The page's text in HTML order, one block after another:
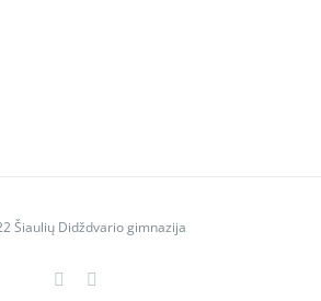
Šiaulių Didždvario gimnazija
Facebook